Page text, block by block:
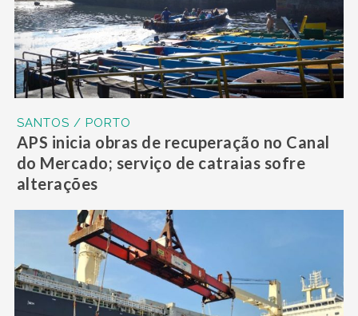
SANTOS / PORTO
APS inicia obras de recuperação no Canal
do Mercado; serviço de catraias sofre
alterações